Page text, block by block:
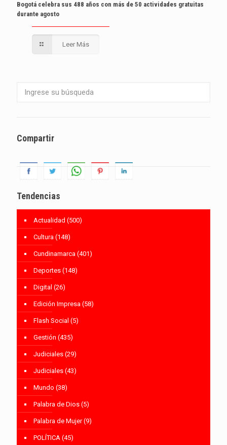
Bogotá celebra sus 488 años con más de 50 actividades gratuitas
durante agosto
Leer Más
Compartir
Tendencias
Actualidad (500)
Cultura (148)
Cundinamarca (401)
Deportes (148)
Digital (26)
Edición Impresa (58)
Flash Social (5)
Gestión (435)
Judiciales (29)
Judiciales (43)
Mundo (38)
Palabra de Dios (5)
Palabra de Mujer(9)
POLÍTICA (45)